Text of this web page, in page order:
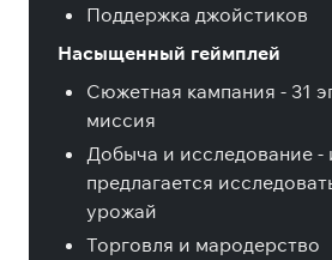
Поддержка джойстиков
Насыщенный геймплей
Сюжетная кампания - 31
миссия
Добыча и исследование -
предлагается
урожай
Торговля и мародерство